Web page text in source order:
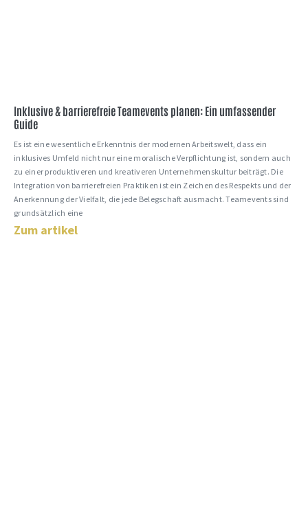
Inklusive & barrierefreie Teamevents planen: Ein umfassender
Guide
Es ist eine wesentliche Erkenntnis der modernen Arbeitswelt, dass ein
inklusives Umfeld nicht nur eine moralische Verpflichtung ist, sondern auch
zu einer produktiveren und kreativeren Unternehmenskultur beiträgt. Die
Integration von barrierefreien Praktiken ist ein Zeichen des Respekts und der
Anerkennung der Vielfalt, die jede Belegschaft ausmacht. Teamevents sind
grundsätzlich eine
Zum artikel